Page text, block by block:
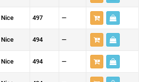
Nice 497 —
Nice 494 —
Nice 494 —